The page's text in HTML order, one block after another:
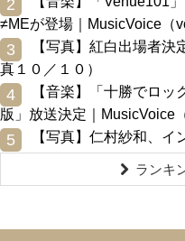
2
≠MEが登場｜MusicVoice（
3
【写真】紅白出場者
真１０／１０）
4
【音楽】「十勝でロ
版」放送決定｜MusicVoice
5 【写真】仁村紗和、イ
ランキ